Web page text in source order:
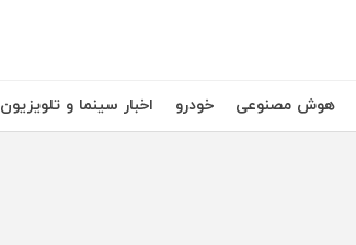
هوش مصنوعی خودرو اخبار سینما و تلویزیون